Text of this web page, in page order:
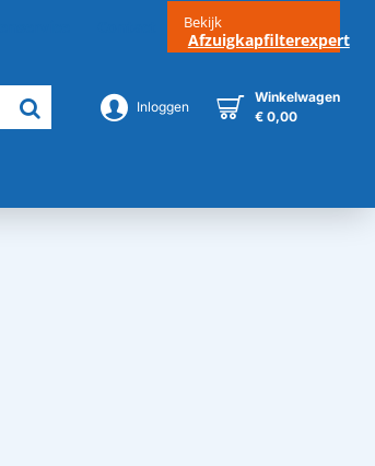
Bekijk
Afzuigkapfilterexpert
Inloggen
Winkelwagen
€ 0,00